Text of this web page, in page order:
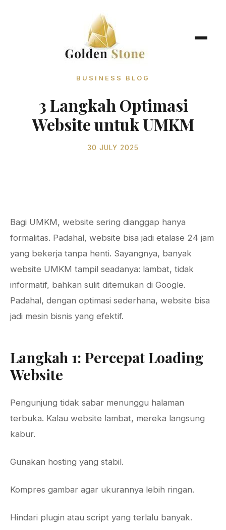
BUSINESS BLOG
3 Langkah Optimasi
Website untuk UMKM
30 JULY 2025
Bagi UMKM, website sering dianggap hanya
formalitas. Padahal, website bisa jadi etalase 24 jam
yang bekerja tanpa henti. Sayangnya, banyak
website UMKM tampil seadanya: lambat, tidak
informatif, bahkan sulit ditemukan di Google.
Padahal, dengan optimasi sederhana, website bisa
jadi mesin bisnis yang efektif.
Langkah 1: Percepat Loading
Website
Pengunjung tidak sabar menunggu halaman
terbuka. Kalau website lambat, mereka langsung
kabur.
Gunakan hosting yang stabil.
Kompres gambar agar ukurannya lebih ringan.
Hindari plugin atau script yang terlalu banyak.